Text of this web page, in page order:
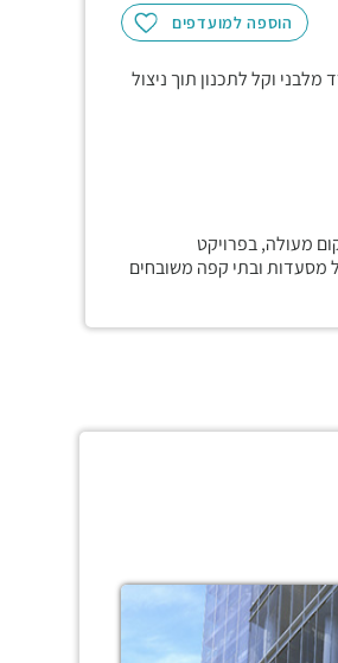
הוספה למועדפים
המשרד מלבני וקל לתכנון תוך ניצול
מעולה, בפרויקט
מסעדות ובתי קפה משובחים